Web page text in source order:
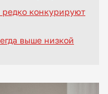
конкурируют
выше низкой